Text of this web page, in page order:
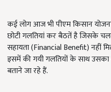
कई लोग आज भी पीएम किसान
छोटी गलतियां कर बैठतें है जिसके
सहायता (Financial Benefit) नहीं
इसमें की गयी गलतियों के साथ
बताने जा रहे हैं.